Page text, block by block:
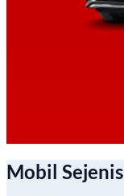
Mobil Sejenis